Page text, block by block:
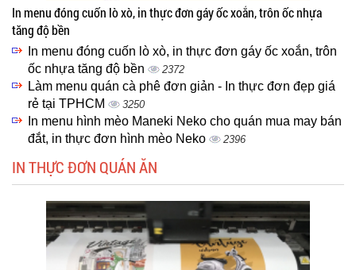
In menu đóng cuốn lò xò, in thực đơn gáy ốc xoắn, trôn ốc nhựa
tăng độ bền
In menu đóng cuốn lò xò, in thực đơn gáy ốc xoắn, trôn
ốc nhựa tăng độ bền
2372
Làm menu quán cà phê đơn giản - In thực đơn đẹp giá
rẻ tại TPHCM
3250
In menu hình mèo Maneki Neko cho quán mua may bán
đắt, in thực đơn hình mèo Neko
2396
IN THỰC ĐƠN QUÁN ĂN